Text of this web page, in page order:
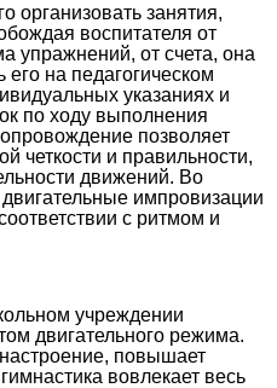
организовать занятия,
воспитателя от
упражнений, от счета, она
его на педагогическом
указаниях и
по ходу выполнения
позволяет
четкости и правильности,
движений. Во
импровизации
с ритмом и
учреждении
двигательного режима.
повышает
вовлекает весь